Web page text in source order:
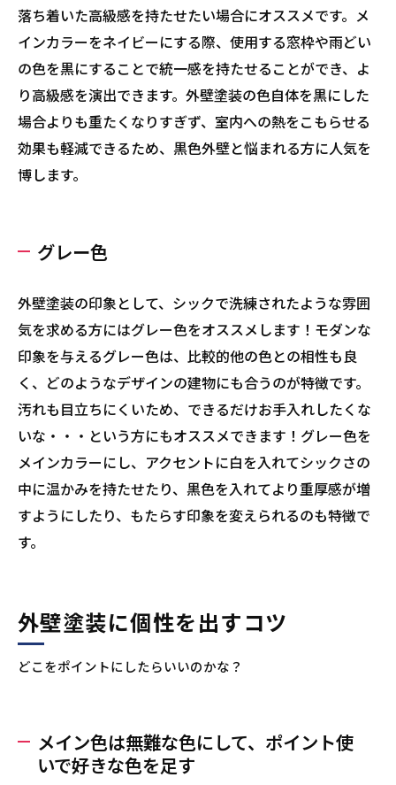
落ち着いた高級感を持たせたい場合にオススメです。メ
インカラーをネイビーにする際、使用する窓枠や雨どい
の色を黒にすることで統一感を持たせることができ、よ
り高級感を演出できます。外壁塗装の色自体を黒にした
場合よりも重たくなりすぎず、室内への熱をこもらせる
効果も軽減できるため、黒色外壁と悩まれる方に人気を
博します。
グレー色
外壁塗装の印象として、シックで洗練されたような雰囲
気を求める方にはグレー色をオススメします！モダンな
印象を与えるグレー色は、比較的他の色との相性も良
く、どのようなデザインの建物にも合うのが特徴です。
汚れも目立ちにくいため、できるだけお手入れしたくな
いな・・・という方にもオススメできます！グレー色を
メインカラーにし、アクセントに白を入れてシックさの
中に温かみを持たせたり、黒色を入れてより重厚感が増
すようにしたり、もたらす印象を変えられるのも特徴で
す。
外壁塗装に個性を出すコツ
どこをポイントにしたらいいのかな？
メイン色は無難な色にして、ポイント使
いで好きな色を足す